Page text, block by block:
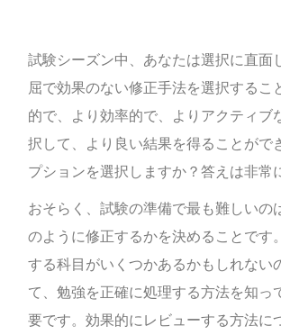
試験シーズン中、あなたは選択に直面
屈で効果のない修正手法を選択するこ
的で、より効率的で、よりアクティブ
択して、より良い結果を得ることがで
プションを選択しますか？答えは非常
おそらく、試験の準備で最も難しいの
のように修正するかを決めることです
する科目がいくつかあるかもしれない
て、勉強を正確に処理する方法を知っ
要です。効果的にレビューする方法に